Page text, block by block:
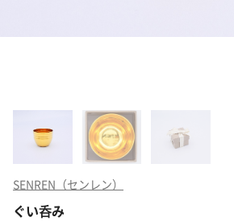
SENREN（センレン）
ぐい呑み